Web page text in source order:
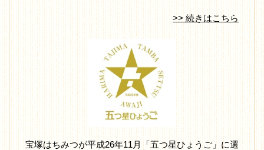
>> 続きはこちら
宝塚はちみつが平成26年11月「五つ星ひょうご」に選